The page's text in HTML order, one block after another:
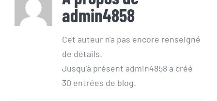
admin4858
Cet auteur n'a pas encore renseigné
de détails.
Jusqu'à présent admin4858 a créé
30 entrées de blog.